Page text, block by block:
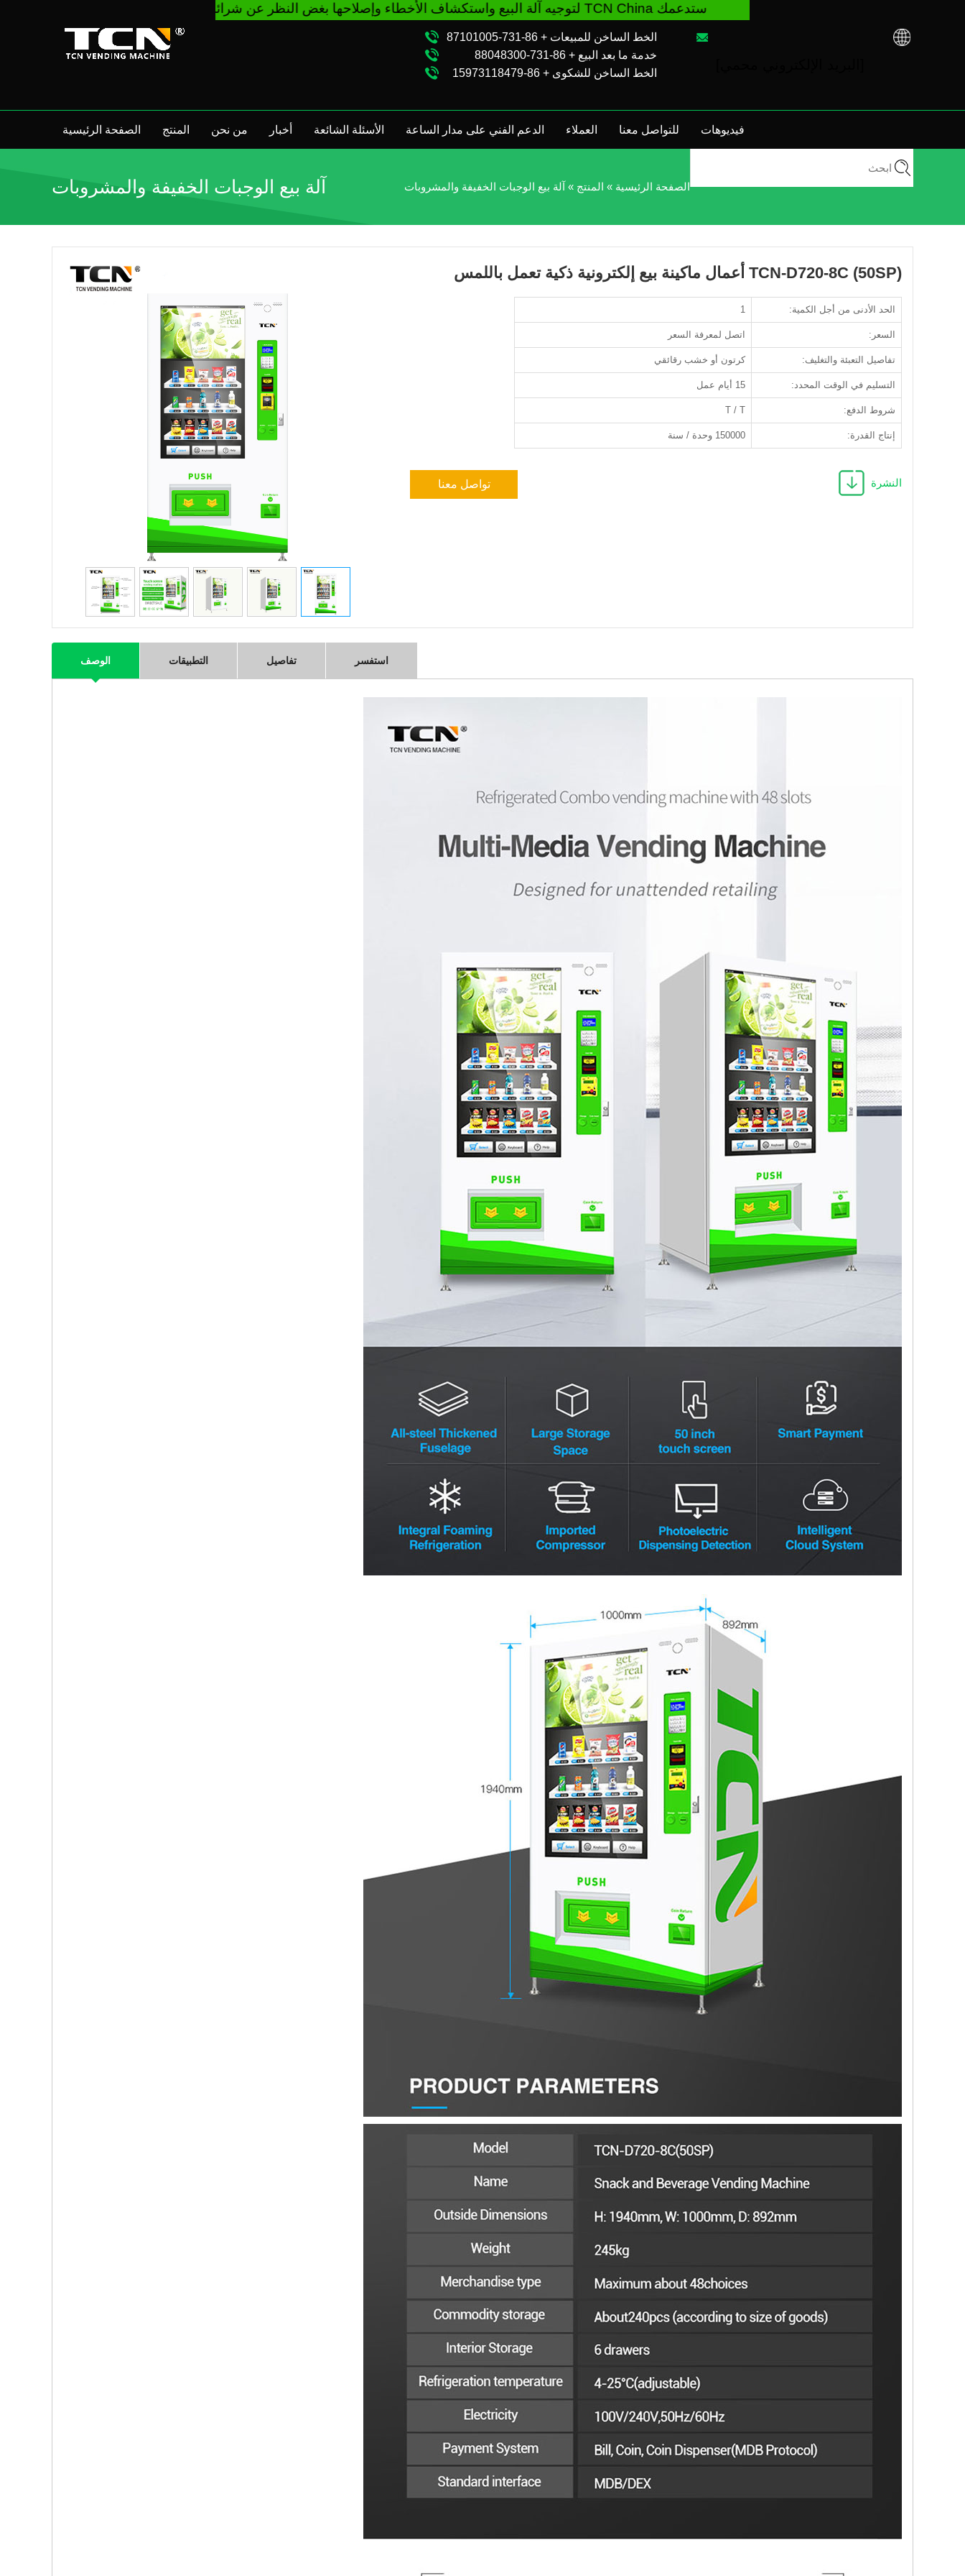
الخط الساخن للمبيعات + 86-731-87101005
خدمة ما بعد البيع + 86-731-88048300
الخط الساخن للشكوى + 86-15973118479
الصفحة الرئيسية المنتج من نحن أخبار الأسئلة الشائعة الدعم الفني على مدار الساعة العملاء للتواصل معنا فيديوهات
آلة بيع الوجبات الخفيفة والمشروبات الصفحة الرئيسية » المنتج » آلة بيع الوجبات الخفيفة والمشروبات
TCN-D720-8C (50SP) أعمال ماكينة بيع إلكترونية ذكية تعمل باللمس
الحد الأدنى من أجل الكمية: 1
السعر: اتصل لمعرفة السعر
تفاصيل التعبئة والتغليف: كرتون أو خشب رقائقي
التسليم في الوقت المحدد: 15 أيام عمل
شروط الدفع: T / T
إنتاج القدرة: 150000 وحدة / سنة
تواصل معنا النشرة
الوصف التطبيقات تفاصيل استفسر
ستدعمك TCN China لتوجيه آلة البيع واستكشاف الأخطاء وإصلاحها بغض النظر عن شرائك VM من مصنع TCN أو الموزع المحلي. اتصل بنا: + 86-731-88048300